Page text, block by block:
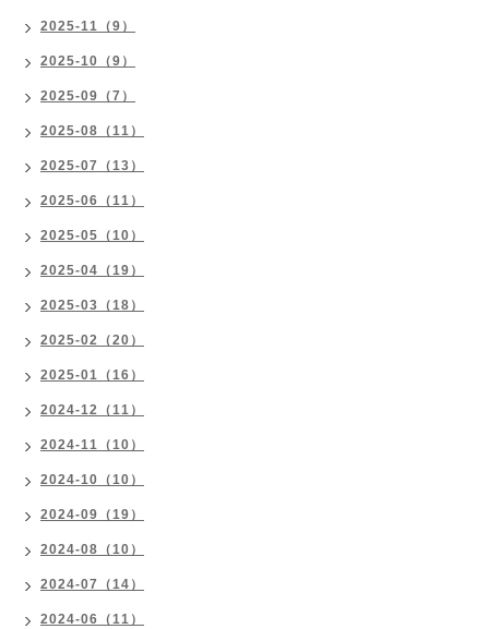
2025-11（9）
2025-10（9）
2025-09（7）
2025-08（11）
2025-07（13）
2025-06（11）
2025-05（10）
2025-04（19）
2025-03（18）
2025-02（20）
2025-01（16）
2024-12（11）
2024-11（10）
2024-10（10）
2024-09（19）
2024-08（10）
2024-07（14）
2024-06（11）